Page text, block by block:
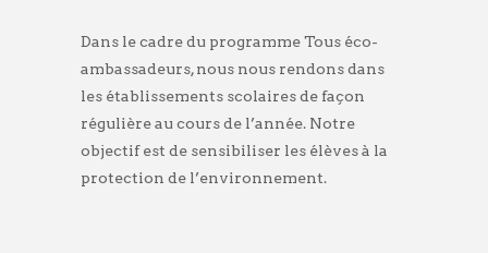
Dans le cadre du programme Tous éco-
ambassadeurs, nous nous rendons dans
les établissements scolaires de façon
régulière au cours de l’année. Notre
objectif est de sensibiliser les élèves à la
protection de l’environnement.